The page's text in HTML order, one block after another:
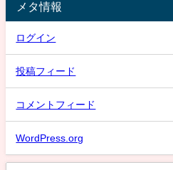
メタ情報
ログイン
投稿フィード
コメントフィード
WordPress.org